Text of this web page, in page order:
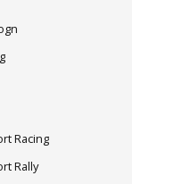
Racing
Rally